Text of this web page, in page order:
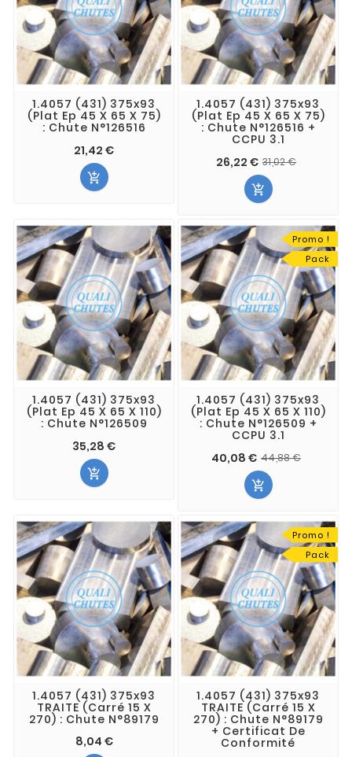
1.4057 (431) 375x93
(Plat Ep 45 X 65 X 75)
: Chute N°126516
21,42 €

1.4057 (431) 375x93
(Plat Ep 45 X 65 X 75)
: Chute N°126516 +
CCPU 3.1
26,22 € 31,02 €

1.4057 (431) 375x93
(Plat Ep 45 X 65 X 110)
: Chute N°126509
35,28 €

Promo !
Pack
1.4057 (431) 375x93
(Plat Ep 45 X 65 X 110)
: Chute N°126509 +
CCPU 3.1
40,08 € 44,88 €

1.4057 (431) 375x93
TRAITE (Carré 15 X
270) : Chute N°89179
8,04 €
Promo !
Pack
1.4057 (431) 375x93
TRAITE (Carré 15 X
270) : Chute N°89179
+ Certificat De
Conformité